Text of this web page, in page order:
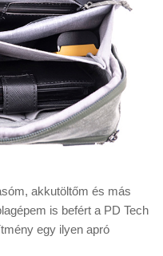
akkutöltőm és más
is befért a PD Tech
egy ilyen apró